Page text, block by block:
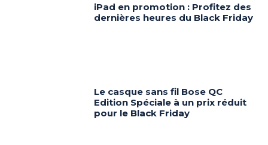
iPad en promotion : Profitez des
dernières heures du Black Friday
Le casque sans fil Bose QC
Edition Spéciale à un prix réduit
pour le Black Friday